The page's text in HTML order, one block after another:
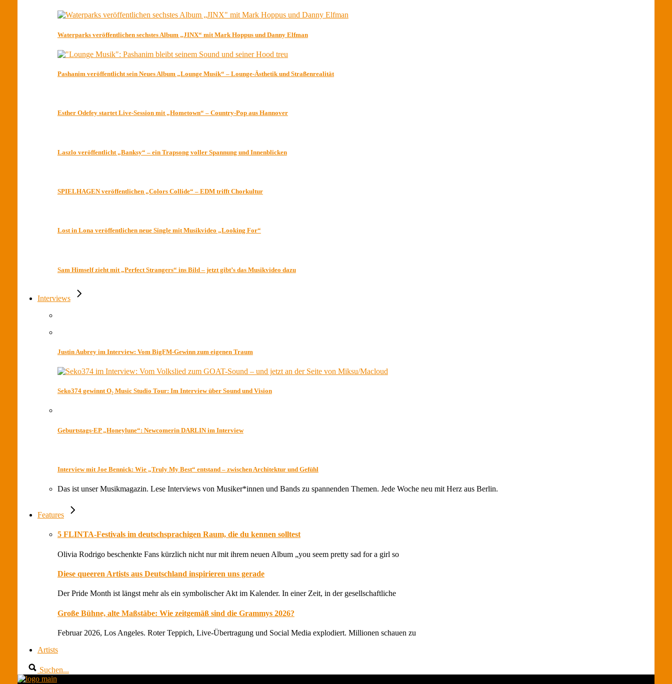
Waterparks veröffentlichen sechstes Album „JINX“ mit Mark Hoppus und Danny Elfman
Pashanim veröffentlicht sein Neues Album „Lounge Musik“ – Lounge-Ästhetik und Straßenrealität
Esther Odefey startet Live-Session mit „Hometown“ – Country-Pop aus Hannover
Laszlo veröffentlicht „Banksy“ – ein Trapsong voller Spannung und Innenblicken
SPIELHAGEN veröffentlichen „Colors Collide“ – EDM trifft Chorkultur
Lost in Lona veröffentlichen neue Single mit Musikvideo „Looking For“
Sam Himself zieht mit „Perfect Strangers“ ins Bild – jetzt gibt’s das Musikvideo dazu
Interviews
Justin Aubrey im Interview: Vom BigFM-Gewinn zum eigenen Traum
Seko374 gewinnt O₂ Music Studio Tour: Im Interview über Sound und Vision
Geburtstags-EP „Honeylune“: Newcomerin DARLIN im Interview
Interview mit Joe Bennick: Wie „Truly My Best“ entstand – zwischen Architektur und Gefühl
Das ist unser Musikmagazin. Lese Interviews von Musiker*innen und Bands zu spannenden Themen. Jede Woche neu mit Herz aus Berlin.
Features
5 FLINTA-Festivals im deutschsprachigen Raum, die du kennen solltest
Olivia Rodrigo beschenkte Fans kürzlich nicht nur mit ihrem neuen Album „you seem pretty sad for a girl so
Diese queeren Artists aus Deutschland inspirieren uns gerade
Der Pride Month ist längst mehr als ein symbolischer Akt im Kalender. In einer Zeit, in der gesellschaftliche
Große Bühne, alte Maßstäbe: Wie zeitgemäß sind die Grammys 2026?
Februar 2026, Los Angeles. Roter Teppich, Live-Übertragung und Social Media explodiert. Millionen schauen zu
Artists
Suchen...